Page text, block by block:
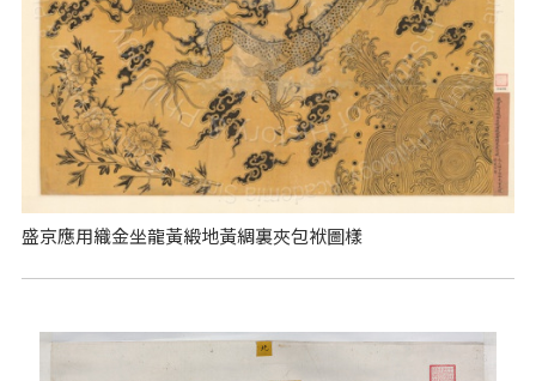
盛京應用織金坐龍黃緞地黃綢裏夾包袱圖樣